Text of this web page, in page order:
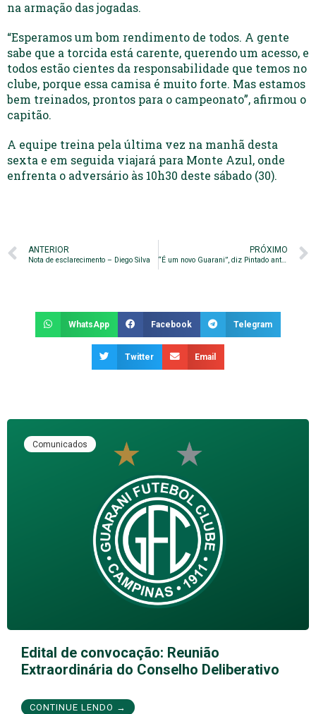
na armação das jogadas.
“Esperamos um bom rendimento de todos. A gente
sabe que a torcida está carente, querendo um acesso, e
todos estão cientes da responsabilidade que temos no
clube, porque essa camisa é muito forte. Mas estamos
bem treinados, prontos para o campeonato”, afirmou o
capitão.
A equipe treina pela última vez na manhã desta
sexta e em seguida viajará para Monte Azul, onde
enfrenta o adversário às 10h30 deste sábado (30).
ANTERIOR
Nota de esclarecimento – Diego Silva
PRÓXIMO
“É um novo Guarani”, diz Pintado antes da viagem para Monte Azul
WhatsApp Facebook Telegram
Twitter Email
Comunicados
Edital de convocação: Reunião
Extraordinária do Conselho Deliberativo
CONTINUE LENDO →